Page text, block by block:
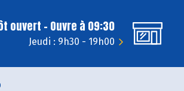
ouvert - Ouvre à 09:30
Jeudi : 9h30 - 19h00